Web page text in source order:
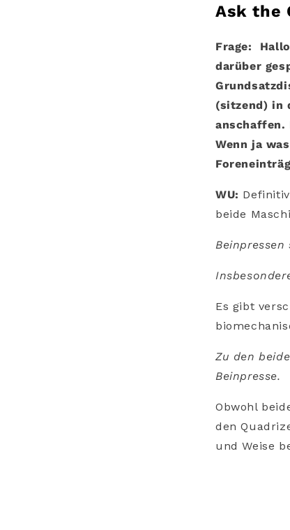
Ask the
Frage:
darüber
(sitzend) in
anschaffen.
Wenn ja
WU:
beide
Es gibt
Zu den
Beinpresse.
Obwohl
den
und Weise